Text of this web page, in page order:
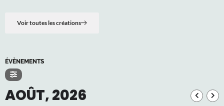
Voir toutes les créations
ÉVÈNEMENTS
AOÛT, 2026